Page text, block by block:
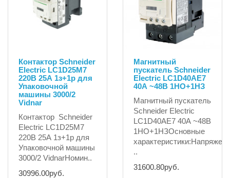
Контактор Schneider
Electric LC1D25M7
220В 25А 1з+1р для
Упаковочной
машины 3000/2
Vidnar
Контактор Schneider
Electric LC1D25M7
220В 25А 1з+1р для
Упаковочной машины
3000/2 VidnarНомин..
30996.00руб.
Магнитный
пускатель Schneider
Electric LC1D40AE7
40А ~48В 1НО+1НЗ
Магнитный пускатель
Schneider Electric
LC1D40AE7 40А ~48В
1НО+1НЗОсновные
..
31600.80руб.